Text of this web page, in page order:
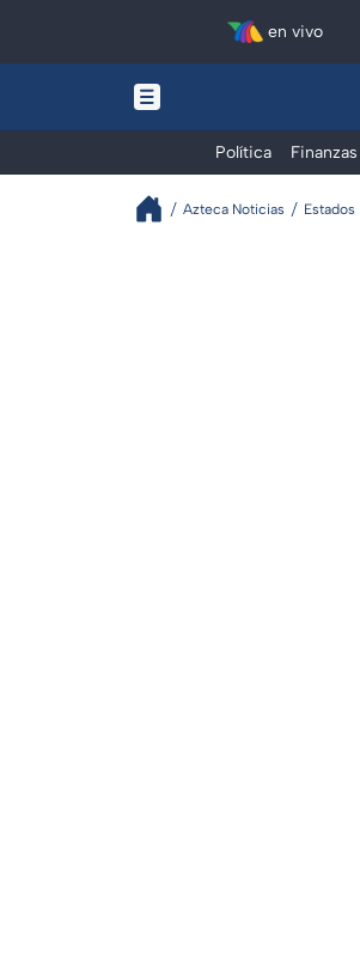
en vivo
Política Finanzas
Azteca Noticias Estados